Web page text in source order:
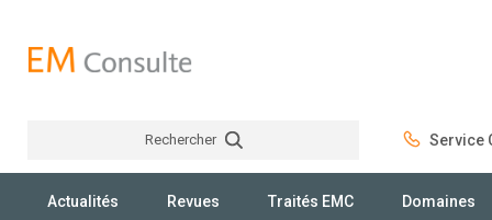
Rechercher Service
Actualités Revues Traités EMC Domaines